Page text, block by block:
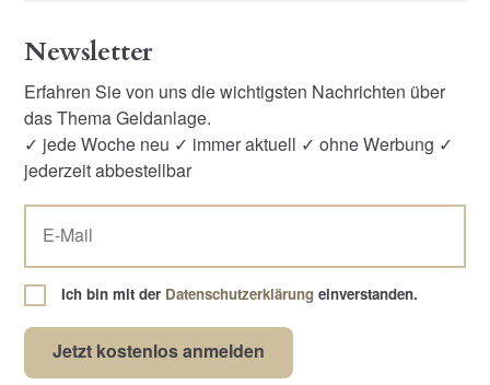
Newsletter
Erfahren Sie von uns die wichtigsten Nachrichten über
das Thema Geldanlage.
✓ jede Woche neu ✓ immer aktuell ✓ ohne Werbung ✓
jederzeit abbestellbar
Ich bin mit der Datenschutzerklärung einverstanden.